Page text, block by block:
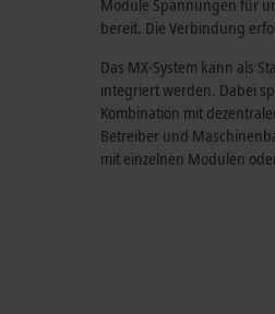
Module Spannungen für
bereit. Die Verbindung
Das MX-System kann als
integriert werden. Dabei
Kombination mit
Betreiber und
mit einzelnen Modulen